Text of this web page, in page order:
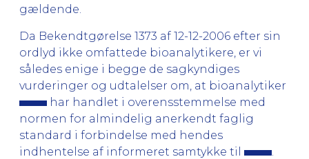
gældende.
Da Bekendtgørelse 1373 af 12-12-2006 efter sin
ordlyd ikke omfattede bioanalytikere, er vi
således enige i begge de sagkyndiges
vurderinger og udtalelser om, at bioanalytiker
har handlet i overensstemmelse med
normen for almindelig anerkendt faglig
standard i forbindelse med hendes
indhentelse af informeret samtykke til